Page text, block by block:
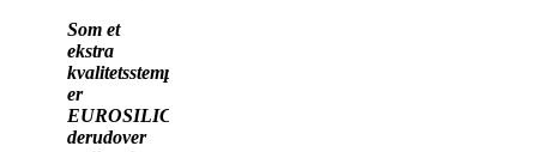
Som et
ekstra
kvalitetsstempel
er
EUROSILICONE
derudover